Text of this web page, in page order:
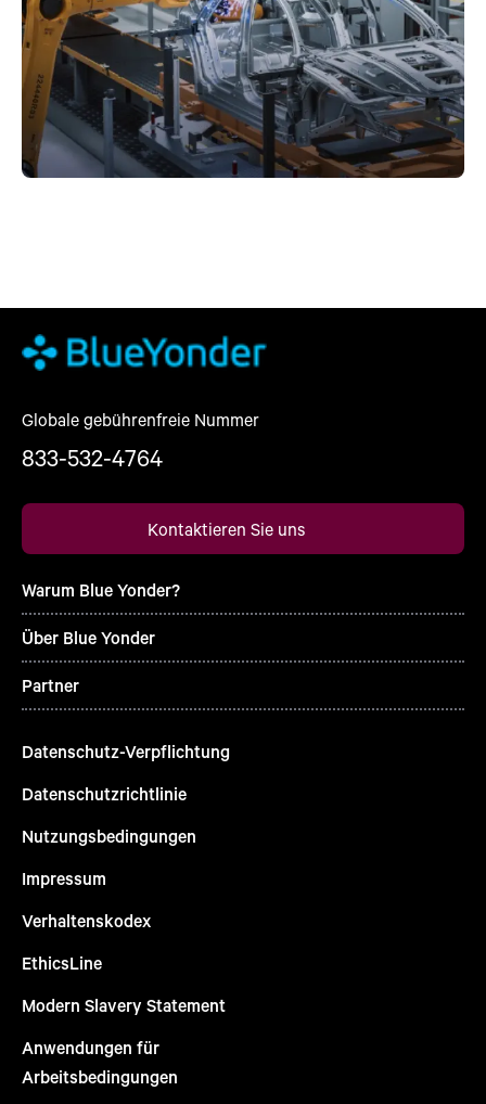
Globale gebührenfreie Nummer
833-532-4764
Kontaktieren Sie uns
Warum Blue Yonder?
Über Blue Yonder
Partner
Datenschutz-Verpflichtung
Datenschutzrichtlinie
Nutzungsbedingungen
Impressum
Verhaltenskodex
EthicsLine
Modern Slavery Statement
Anwendungen für
Arbeitsbedingungen